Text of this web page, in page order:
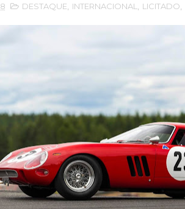
DESTAQUE INTERNACIONAL LICITADO